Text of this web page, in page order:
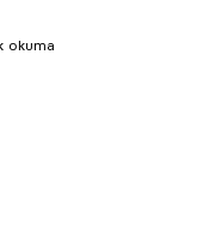
okuma